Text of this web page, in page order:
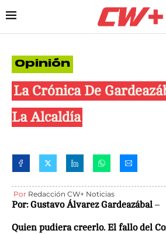
Opinión
La Crónica De
La Alcaldía
Por Redacción CW+ Noticias
Por: Gustavo Álvarez Gardeazábal –
Quien pudiera creerlo. El fallo del